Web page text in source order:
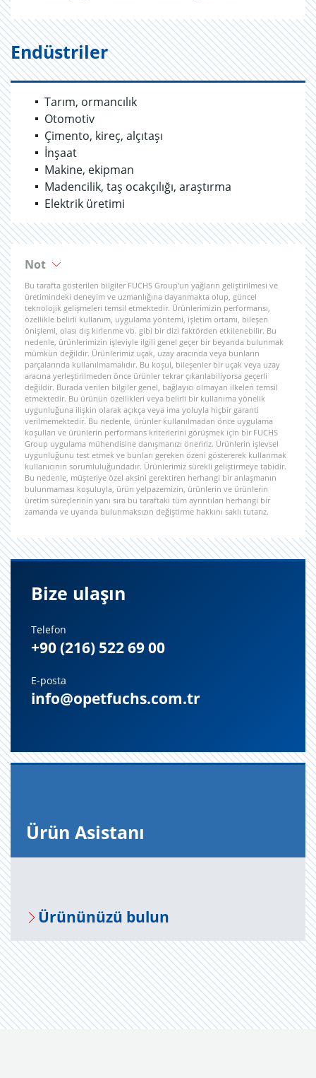
Endüstriler
Tarım, ormancılık
Otomotiv
Çimento, kireç, alçıtaşı
İnşaat
Makine, ekipman
Madencilik, taş ocakçılığı, araştırma
Elektrik üretimi
Not
Bu tarafta gösterilen bilgiler FUCHS Group'un yağların geliştirilmesi ve
üretimindeki deneyim ve uzmanlığına dayanmakta olup, güncel
teknolojik gelişmeleri temsil etmektedir. Ürünlerimizin performansı,
özellikle belirli kullanım, uygulama yöntemi, işletim ortamı, bileşen
önişlemi, olası dış kirlenme vb. gibi bir dizi faktörden etkilenebilir. Bu
nedenle, ürünlerimizin işleviyle ilgili genel geçer bir beyanda bulunmak
mümkün değildir. Ürünlerimiz uçak, uzay aracında veya bunların
parçalarında kullanılmamalıdır. Bu koşul, bileşenler bir uçak veya uzay
aracına yerleştirilmeden önce ürünler tekrar çıkarılabiliyorsa geçerli
değildir. Burada verilen bilgiler genel, bağlayıcı olmayan ilkeleri temsil
etmektedir. Bu ürünün özellikleri veya belirli bir kullanıma yönelik
uygunluğuna ilişkin olarak açıkça veya ima yoluyla hiçbir garanti
verilmemektedir. Bu nedenle, ürünler kullanılmadan önce uygulama
koşulları ve ürünlerin performans kriterlerini görüşmek için bir FUCHS
Group uygulama mühendisine danışmanızı öneririz. Ürünlerin işlevsel
uygunluğunu test etmek ve bunları gereken özeni göstererek kullanmak
kullanıcının sorumluluğundadır. Ürünlerimiz sürekli geliştirmeye tabidir.
Bu nedenle, müşteriye özel aksini gerektiren herhangi bir anlaşmanın
bulunmaması koşuluyla, ürün yelpazemizin, ürünlerin ve ürünlerin
üretim süreçlerinin yanı sıra bu taraftaki tüm ayrıntıları herhangi bir
zamanda ve uyarıda bulunmaksızın değiştirme hakkını saklı tutarız.
Bize ulaşın
Telefon
+90 (216) 522 69 00
E-posta
info@opetfuchs.com.tr
Ürün Asis­ta­nı
Ürü­nü­nü­zü bulun